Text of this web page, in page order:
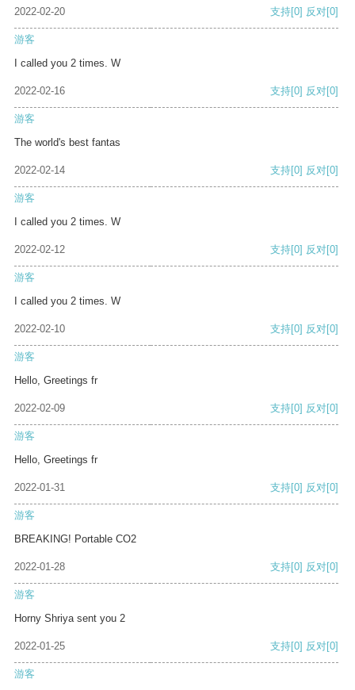
2022-02-20 支持[0] 反对[0]
游客
I called you 2 times. W
2022-02-16 支持[0] 反对[0]
游客
The world's best fantas
2022-02-14 支持[0] 反对[0]
游客
I called you 2 times. W
2022-02-12 支持[0] 反对[0]
游客
I called you 2 times. W
2022-02-10 支持[0] 反对[0]
游客
Hello, Greetings fr
2022-02-09 支持[0] 反对[0]
游客
Hello, Greetings fr
2022-01-31 支持[0] 反对[0]
游客
BREAKING! Portable CO2
2022-01-28 支持[0] 反对[0]
游客
Horny Shriya sent you 2
2022-01-25 支持[0] 反对[0]
游客